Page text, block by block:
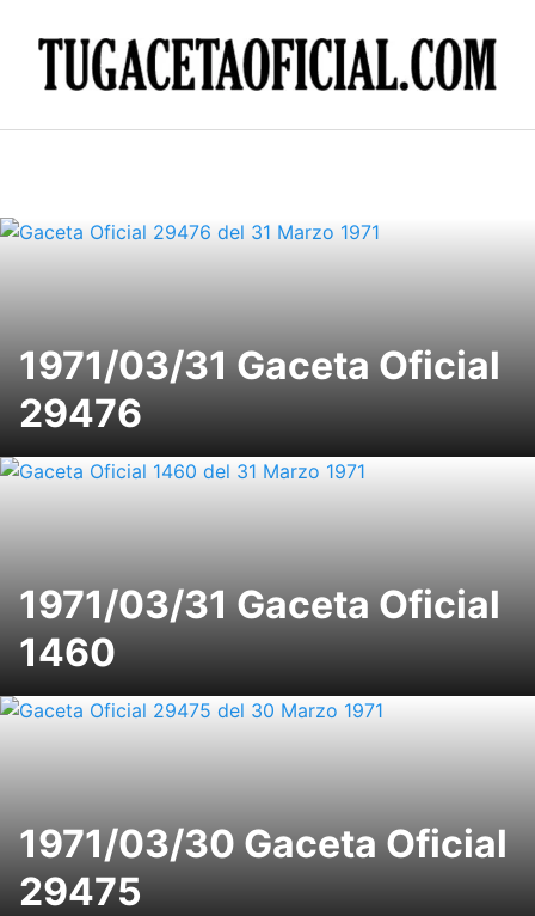
1971/03/31 Gaceta Oficial
29476
1971/03/31 Gaceta Oficial
1460
1971/03/30 Gaceta Oficial
29475